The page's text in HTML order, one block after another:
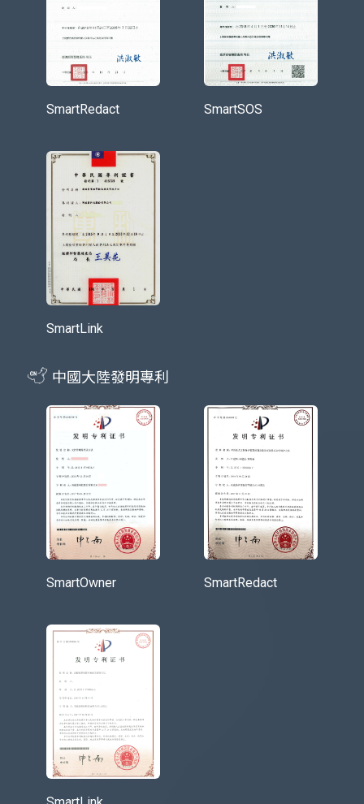
SmartRedact SmartSOS
SmartLink
中國大陸發明專利
SmartOwner SmartRedact